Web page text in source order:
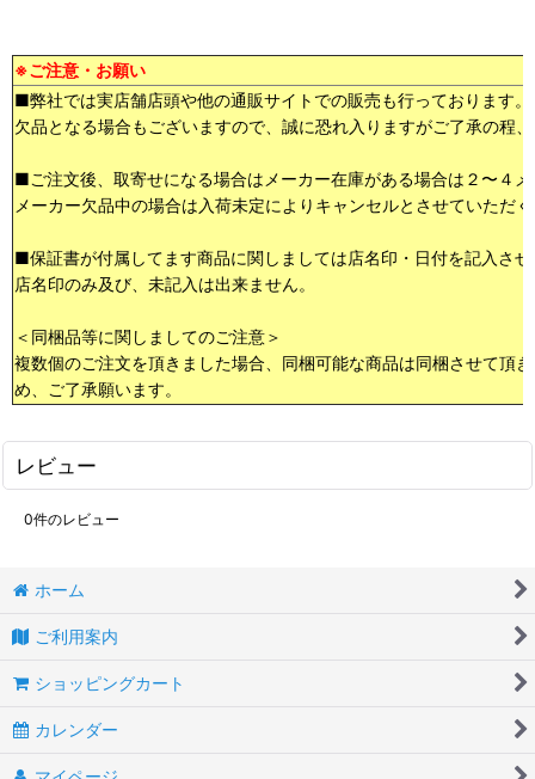
※ご注意・お願い
■弊社では実店舗店頭や他の通販サイトでの販売も行っております
欠品となる場合もございますので、誠に恐れ入りますがご了承の程
■ご注文後、取寄せになる場合はメーカー在庫がある場合は２〜４
メーカー欠品中の場合は入荷未定によりキャンセルとさせていただ
■保証書が付属してます商品に関しましては店名印・日付を記入さ
店名印のみ及び、未記入は出来ません。
＜同梱品等に関しましてのご注意＞
複数個のご注文を頂きました場合、同梱可能な商品は同梱させて頂
め、ご了承願います。
レビュー
0件のレビュー
ホーム
ご利用案内
ショッピングカート
カレンダー